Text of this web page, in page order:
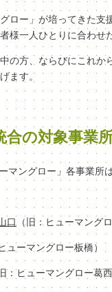
ロー」が培ってきた
様一人ひとりに合わ
の方、ならびにこれ
ます。
合の対象事業
マングロー」各事業所
口 （旧：ヒューマング
ューマングロー板橋）
：ヒューマングロー葛